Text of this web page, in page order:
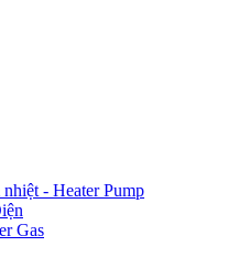
- Heater Pump
Gas